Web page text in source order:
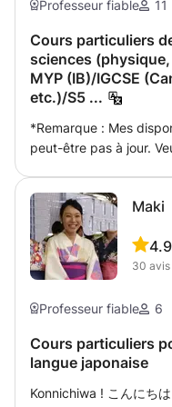
proposées. Trois
cette solution mais cela
crois pas vraiment » :
Jamais encore essayé
l’occasion se
Concrètement, une
UNE SÉANCE = DES
suggestions concrètes
séance suivante afin
l'objectif défini, il s'agit
émotions et leur
sa communication
notes sont
pour que vous
moment lorsque vous
Neuchâtel-Lugano-
pertinemment à son
clarté de l'échange / du
parcourir, mettre en
techniques pratiques
interpeller son public
comme la forme, le
personnel. Pour cela, il
communication
la méthode pratique
simulations et mises en
expérience
pragmatiques &
d’améliorer la
aisance en dépassant
en public. Mais aussi
émotionnelle sont au
Tableaux croisés
automatisation VBA —
répétitives Word : Mise en forme professionnelle de
documents, styles,
Conception et
professionnelles Il
travaillons directement
appliquer les nouvelles
Idéal pour les
professionnels de
arrêter de perdre du
Professeur fiable 11
Cours particuliers
sciences
MYP (IB)/IGCSE
etc.)/S5 ...
*Remarque : Mes
peut-être pas à jour.
d'expérience dans
jusqu'au premier cycle.
d'expérience dans
standardisés tels que le
TOEFL) plus efficacement. Je propose des
compris les étudiants
(Math SL et Math HL),
étudiants européens
Maki
4.9
30 avis
Professeur fiable 6
Cours particuliers
langue japonaise
Konnichiwa ! こんにちは ! Vous allez voyager au